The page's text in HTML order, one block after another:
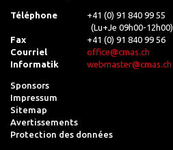
Téléphone
+41 (0) 91 840 99 55
(Lu+Je 09h00-12h00)
Fax
+41 (0) 91 840 99 56
Courriel
office@cmas.ch
Informatik
webmaster@cmas.ch
Sponsors
Impressum
Sitemap
Avertissements
Protection des données